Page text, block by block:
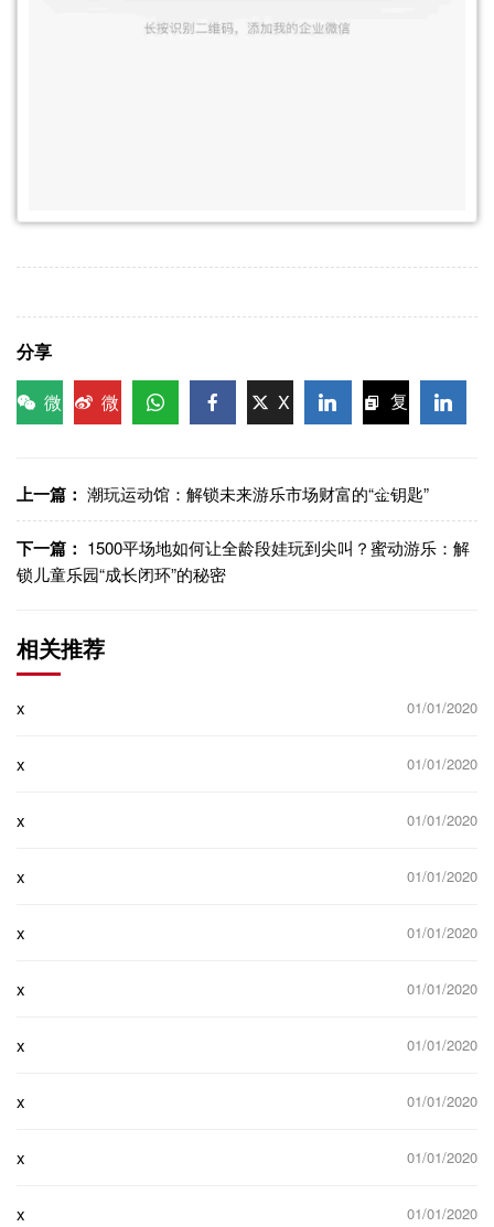
分享
微
微
X
复
接
上一篇： 潮玩运动馆：解锁未来游乐市场财富的“金钥匙”
下一篇： 1500平场地如何让全龄段娃玩到尖叫？蜜动游乐：解
锁儿童乐园“成长闭环”的秘密
相关推荐
x 01/01/2020
x 01/01/2020
x 01/01/2020
x 01/01/2020
x 01/01/2020
x 01/01/2020
x 01/01/2020
x 01/01/2020
x 01/01/2020
x 01/01/2020